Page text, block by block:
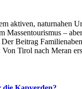
aktiven, naturnahen
Massentourismus –
Beitrag
Tirol nach Meran